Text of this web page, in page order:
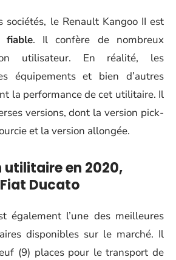
sociétés, le Renault Kangoo II est
fiable. Il confère de nombreux
utilisateur. En réalité, les
équipements et bien d’autres
la performance de cet utilitaire. Il
versions, dont la version pick-
et la version allongée.
utilitaire en 2020,
Ducato
également l’une des meilleures
disponibles sur le marché. Il
(9) places pour le transport de